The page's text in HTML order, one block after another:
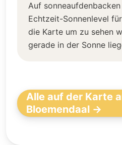
Auf
Echtzeit-Sonnenlevel
die Karte um zu sehen
gerade in der Sonne
Alle auf der Karte
Bloemendaal →